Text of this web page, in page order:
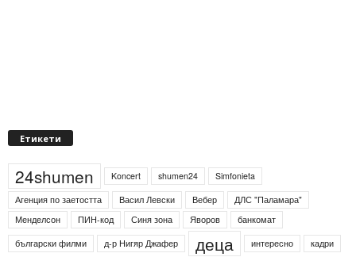
Етикети
24shumen Koncert shumen24
Simfonieta
Агенция по заетостта
Васил Левски Вебер
ДЛС "Паламара"
Менделсон
ПИН-код Синя зона Яворов
банкомат
български филми
д-р Нигяр Джафер деца интересно кадри